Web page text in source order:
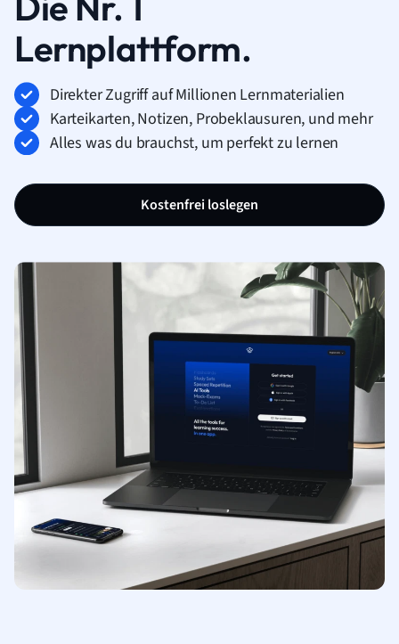
Lernplattform.
Direkter Zugriff auf Millionen Lernmaterialien
Karteikarten, Notizen, Probeklausuren, und mehr
Alles was du brauchst, um perfekt zu lernen
Kostenfrei loslegen